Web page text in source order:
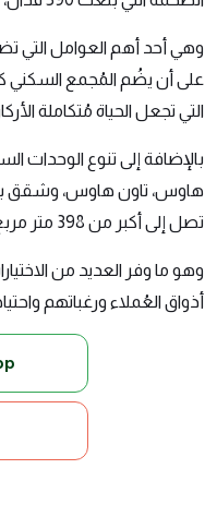
وهي أحد أهم العوامل التي
على أن يضُم المُجمع السكني
التي تجعل الحياة مُتكاملة
بالإضافة إلى تنوع الوحدات
تصل إلى أكبر من 398 متر مربع.
وهو ما وفر العديد من
أذواق العُملاء ورغباتهم